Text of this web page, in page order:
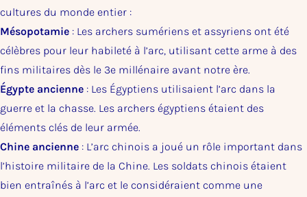
cultures du monde entier :
Mésopotamie : Les archers sumériens et assyriens ont été
célèbres pour leur habileté à l’arc, utilisant cette arme à des
fins militaires dès le 3e millénaire avant notre ère.
Égypte ancienne : Les Égyptiens utilisaient l’arc dans la
guerre et la chasse. Les archers égyptiens étaient des
éléments clés de leur armée.
Chine ancienne : L’arc chinois a joué un rôle important dans
l’histoire militaire de la Chine. Les soldats chinois étaient
bien entraînés à l’arc et le considéraient comme une